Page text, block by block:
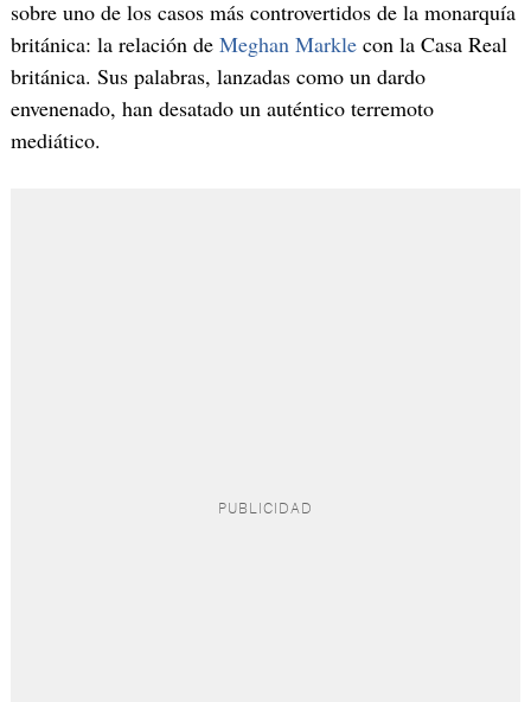
sobre uno de los casos más controvertidos de la monarquía
británica: la relación de Meghan Markle con la Casa Real
británica. Sus palabras, lanzadas como un dardo
envenenado, han desatado un auténtico terremoto
mediático.